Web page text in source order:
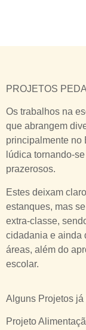
PROJETOS
Os trabalhos na
que abrangem
principalmente no
lúdica tornando-
prazerosos.
Estes deixam
estanques, mas
extra-classe,
cidadania e ainda
áreas, além do
escolar.
Alguns Projetos já
Projeto